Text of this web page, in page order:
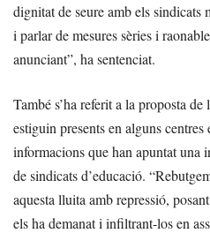
dignitat de seure amb els sindicats
i parlar de mesures sèries i
anunciant”, ha sentenciat.
També s’ha referit a la proposta
estiguin presents en alguns
informacions que han apuntat una
de sindicats d’educació.
aquesta lluita amb repressió,
els ha demanat i infiltrant-los en